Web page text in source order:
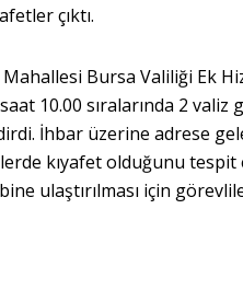
çıktı.
Bursa Valiliği Ek
10.00 sıralarında 2
İhbar üzerine adrese
kıyafet olduğunu
ulaştırılması için